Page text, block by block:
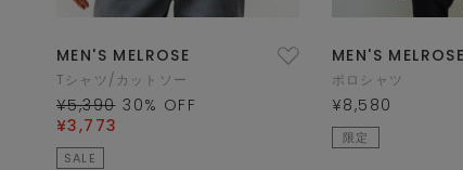
MEN'S MELROSE
Tシャツ/カットソー
¥5,390 30% OFF
¥3,773
SALE
MEN'S MELROSE
ポロシャツ
¥8,580
限定